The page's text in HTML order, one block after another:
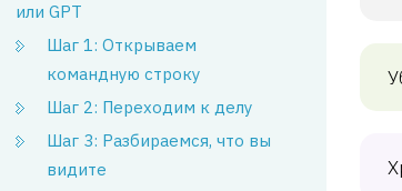
или GPT
Шаг 1: Открываем
командную строку
Шаг 2: Переходим к делу
Шаг 3: Разбираемся, что вы
видите